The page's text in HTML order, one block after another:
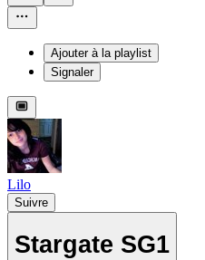
Ajouter à la playlist
Signaler
Lilo
Suivre
Stargate SG1